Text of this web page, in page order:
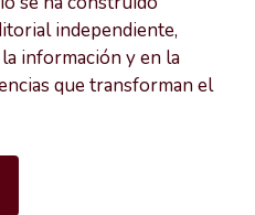
independiente,
información y en la
que transforman el